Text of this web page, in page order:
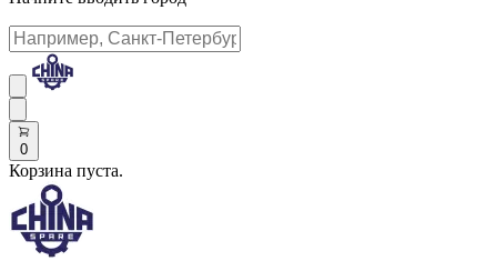
0
Корзина пуста.